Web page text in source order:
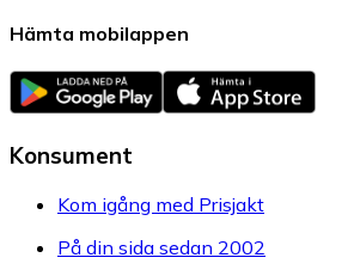
Hämta mobilappen
Konsument
Kom igång med Prisjakt
På din sida sedan 2002